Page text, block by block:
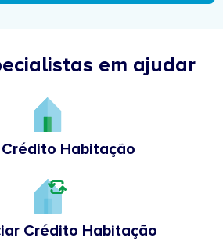
em ajudar
Habitação
Crédito Habitação